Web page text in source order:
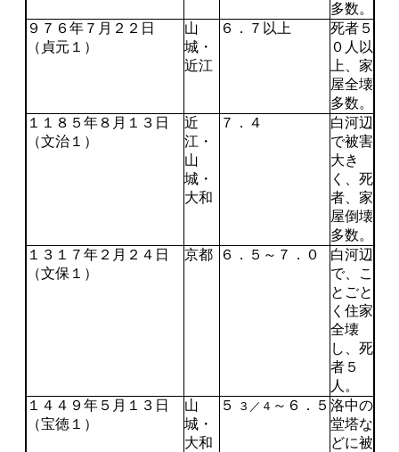
多数。
９７６年７月２２日
（貞元１）
山
城・
近江
６．７以上
死者５
０人以
上、家
屋全壊
多数。
１１８５年８月１３日
（文治１）
近
江・
山
城・
大和
７．４
白河辺
で被害
大き
く、死
者、家
屋倒壊
多数。
１３１７年２月２４日
（文保１）
京都 ６．５～７．０
白河辺
で、こ
とごと
く住家
全壊
し、死
者５
人。
１４４９年５月１３日
（宝徳１）
山
城・
大和
５ ３／４ ～６．５ 洛中の
堂塔な
どに被